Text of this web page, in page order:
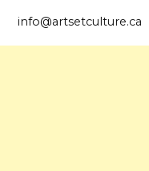
info@artsetculture.ca